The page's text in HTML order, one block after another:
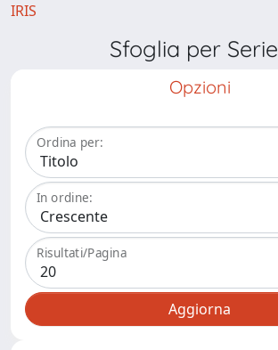
IRIS
Sfoglia per Serie
Opzioni
Ordina per:
In ordine:
Risultati/Pagina